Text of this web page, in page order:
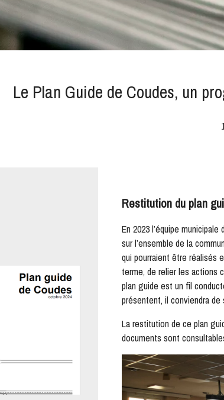
Le Plan Guide de Coudes, un
Restitution du plan
En 2023 l’équipe
sur l’ensemble de la
qui pourraient être réalisés
terme, de relier les actions
plan guide est un fil
présentent, il conviendra
La restitution de ce plan
documents sont